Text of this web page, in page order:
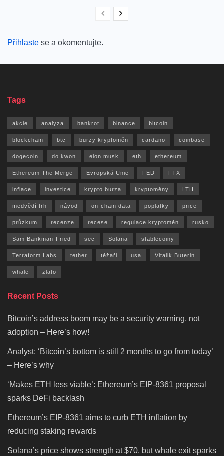
Přihlaste se a okomentujte.
Tags
akcie analyza bankrot binance bitcoin
blockchain btc burzy kryptoměn cardano coinbase
dogecoin do kwon elon musk eth ethereum
Ethereum The Merge Evropská Unie FED FTX
inflace investice krypto burza kryptoměny LTH
medvědí trh návod on-chain data poplatky price
průzkum recenze recese regulace kryptoměn rusko
Sam Bankman-Fried sec Solana stablecoiny
Terraform Labs tether těžaři usa Vitalik Buterin
whale zlato
Recent Posts
Bitcoin’s address boom may be a security warning, not
adoption – Here’s how!
Analyst: ‘Bitcoin’s bottom is still 2 months to go from today’
– Here’s why
‘Makes ETH less viable’: Ethereum’s EIP-8361 proposal
sparks DeFi backlash
Ethereum’s EIP-8361 aims to curb ETH inflation by
reducing staking rewards
Solana’s price shows strength at $70, but whale exit sparks